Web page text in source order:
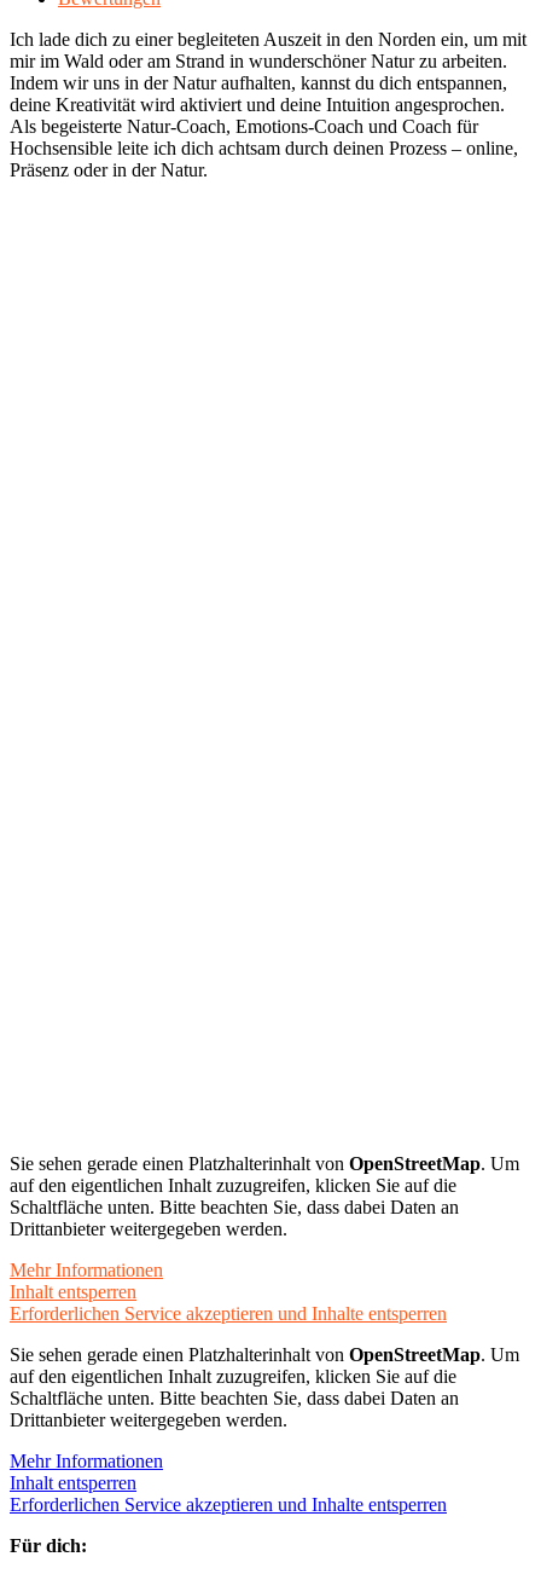
Ich lade dich zu einer begleiteten Auszeit in den Norden ein, um mit
mir im Wald oder am Strand in wunderschöner Natur zu arbeiten.
Indem wir uns in der Natur aufhalten, kannst du dich entspannen,
deine Kreativität wird aktiviert und deine Intuition angesprochen.
Als begeisterte Natur-Coach, Emotions-Coach und Coach für
Hochsensible leite ich dich achtsam durch deinen Prozess – online,
Präsenz oder in der Natur.
Sie sehen gerade einen Platzhalterinhalt von OpenStreetMap. Um
auf den eigentlichen Inhalt zuzugreifen, klicken Sie auf die
Schaltfläche unten. Bitte beachten Sie, dass dabei Daten an
Drittanbieter weitergegeben werden.
Mehr Informationen
Inhalt entsperren
Erforderlichen Service akzeptieren und Inhalte entsperren
Sie sehen gerade einen Platzhalterinhalt von OpenStreetMap. Um
auf den eigentlichen Inhalt zuzugreifen, klicken Sie auf die
Schaltfläche unten. Bitte beachten Sie, dass dabei Daten an
Drittanbieter weitergegeben werden.
Mehr Informationen
Inhalt entsperren
Erforderlichen Service akzeptieren und Inhalte entsperren
Für dich: